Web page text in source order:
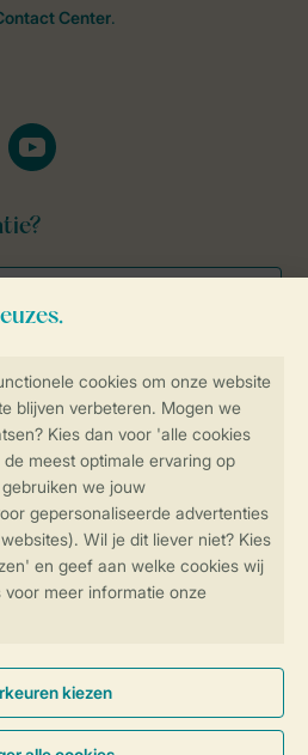
jouw gegevens &
wijzigen
Center.
youtube